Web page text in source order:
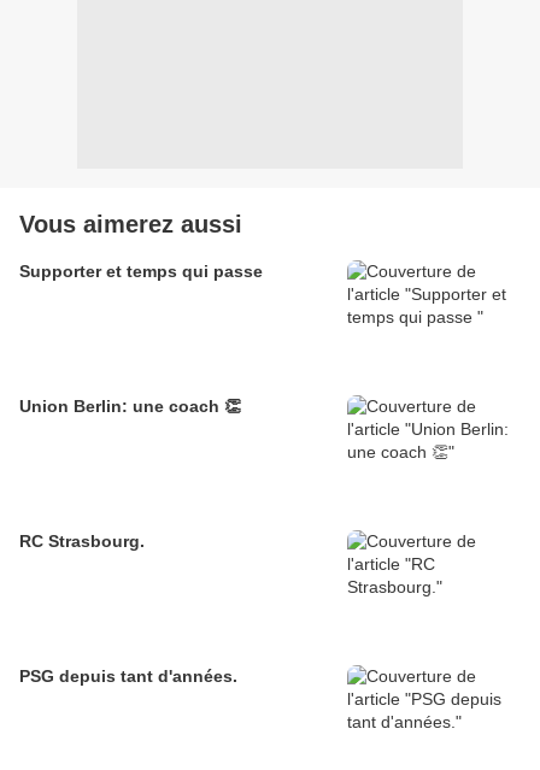
Vous aimerez aussi
Supporter et temps qui passe
Union Berlin: une coach 👏
RC Strasbourg.
PSG depuis tant d'années.